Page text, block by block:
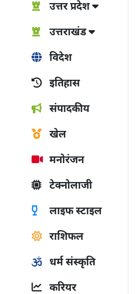
उत्तर प्रदेश
उत्तराखंड
विदेश
इतिहास
संपादकीय
खेल
मनोरंजन
टेक्नोलाजी
लाइफ स्टाइल
राशिफल
धर्म संस्कृति
करियर